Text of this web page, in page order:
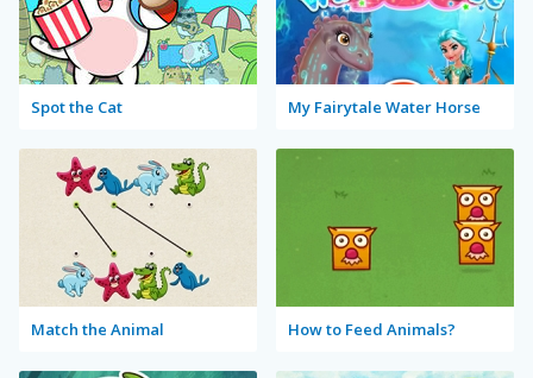
Spot the Cat My Fairytale Water Horse
Match the Animal How to Feed Animals?